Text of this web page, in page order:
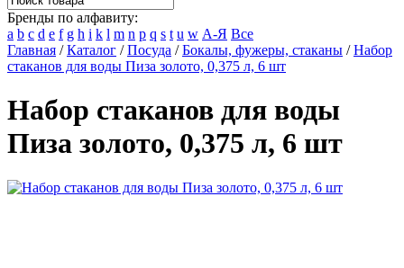
Бренды по алфавиту:
a b c d e f g h i k l m n p q s t u w А-Я Все
Главная /Каталог /Посуда /Бокалы, фужеры, стаканы /Набор
стаканов для воды Пиза золото, 0,375 л, 6 шт
Набор стаканов для воды
Пиза золото, 0,375 л, 6 шт